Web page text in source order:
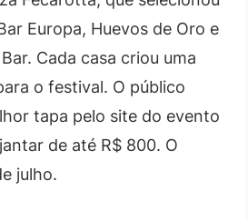
Europa, Huevos de Oro e
Cada casa criou uma
o festival. O público
tapa pelo site do evento
de até R$ 800. O
julho.